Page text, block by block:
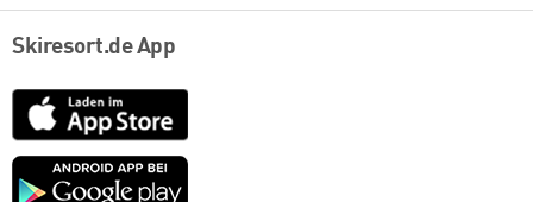
Skiresort.de App
App
Store
Google